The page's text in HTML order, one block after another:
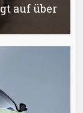
auf über